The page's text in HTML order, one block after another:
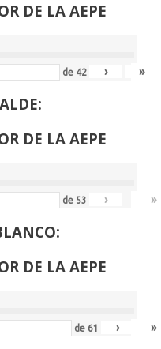
DE LA AEPE
de 42 › »
DE LA AEPE
de 53 › »
DE LA AEPE
de 61 › »